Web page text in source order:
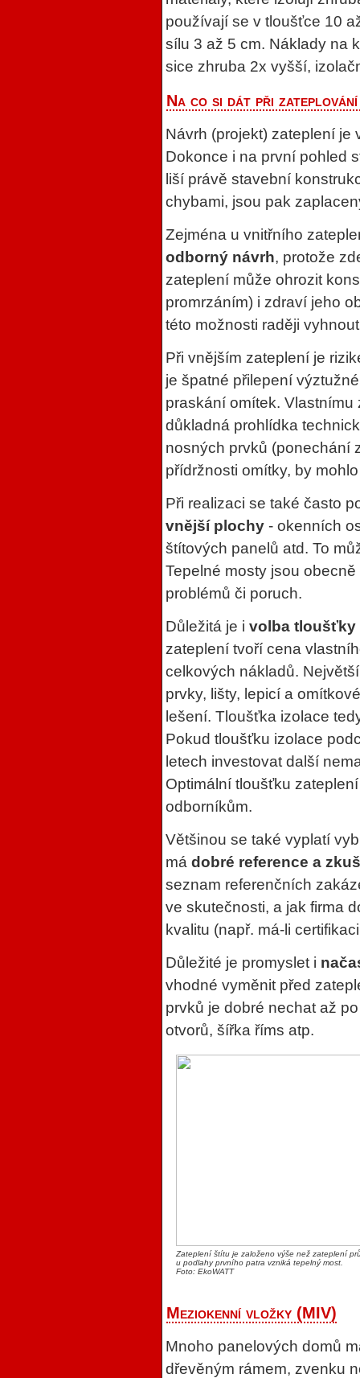
používají se v tloušťce 10
sílu 3 až 5 cm. Náklady na
sice zhruba 2x vyšší,
Na co si dát při
Návrh (projekt) zateplení je
Dokonce i na první pohled
liší právě stavební
chybami, jsou pak
Zejména u vnitřního
odborný návrh, protože
zateplení může ohrozit
promrzáním) i zdraví jeho
této možnosti raději
Při vnějším zateplení je
je špatné přilepení
praskání omítek.
důkladná prohlídka
nosných prvků (ponechání
přídržnosti omítky, by
Při realizaci se také často
vnější plochy - okenních
štítových panelů atd. To
Tepelné mosty jsou
problémů či poruch.
Důležitá je ivolba tloušťky
zateplení tvoří cena
celkových nákladů.
prvky, lišty, lepicí a
lešení. Tloušťka izolace
Pokud tloušťku izolace
letech investovat další
Optimální tloušťku
odborníkům.
Většinou se také vyplatí
mádobré reference a
seznam referenčních
ve skutečnosti, a jak firma
kvalitu (např. má-li
Důležité je promyslet i
vhodné vyměnit před
prvků je dobré nechat až
otvorů, šířka říms atp.
Zateplení štítu je založeno výše než zateplení
u podlahy prvního patra vzniká tepelný most.
Foto: EkoWATT
Meziokenní vložky (MIV)
Mnoho panelových domů
dřevěným rámem, zvenku